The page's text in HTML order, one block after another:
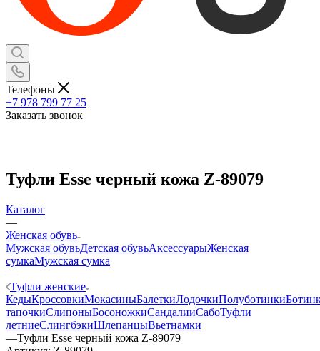
Телефоны
+7 978 799 77 25
Заказать звонок
Туфли Esse черный кожа Z-89079
Каталог
—
Женская обувь
Мужская обувьДетская обувьАксессуарыЖенская
сумкаМужская сумка
—
Туфли женские
КедыКроссовкиМокасиныБалеткиЛодочкиПолуботинки
тапочкиСлипоныБосоножкиСандалииСабоТуфли
летниеСлингбэкиШлепанцыВьетнамки
—Туфли Esse черный кожа Z-89079